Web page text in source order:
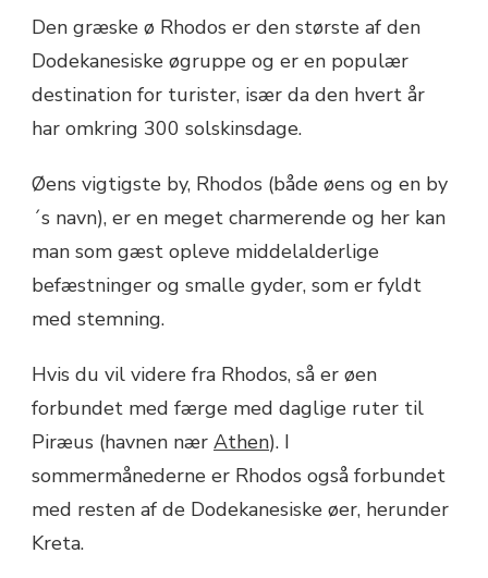
Den græske ø Rhodos er den største af den
Dodekanesiske øgruppe og er en populær
destination for turister, især da den hvert år
har omkring 300 solskinsdage.
Øens vigtigste by, Rhodos (både øens og en by
´s navn), er en meget charmerende og her kan
man som gæst opleve middelalderlige
befæstninger og smalle gyder, som er fyldt
med stemning.
Hvis du vil videre fra Rhodos, så er øen
forbundet med færge med daglige ruter til
Piræus (havnen nær Athen). I
sommermånederne er Rhodos også forbundet
med resten af ​​de Dodekanesiske øer, herunder
Kreta.